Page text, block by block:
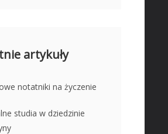
artykuły
notatniki na życzenie
studia w dziedzinie